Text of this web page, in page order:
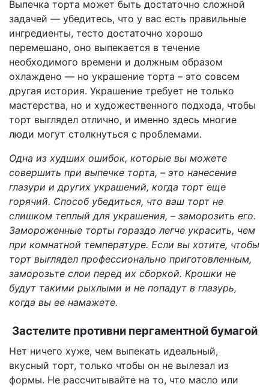
Выпечка торта может быть достаточно сложной
задачей — убедитесь, что у вас есть правильные
ингредиенты, тесто достаточно хорошо
перемешано, оно выпекается в течение
необходимого времени и должным образом
охлаждено — но украшение торта – это совсем
другая история. Украшение требует не только
мастерства, но и художественного подхода, чтобы
торт выглядел отлично, и именно здесь многие
люди могут столкнуться с проблемами.
Одна из худших ошибок, которые вы можете
совершить при выпечке торта, – это нанесение
глазури и других украшений, когда торт еще
горячий. Способ убедиться, что ваш торт не
слишком теплый для украшения, – заморозить его.
Замороженные торты гораздо легче украсить, чем
при комнатной температуре. Если вы хотите, чтобы
торт выглядел профессионально приготовленным,
заморозьте слои перед их сборкой. Крошки не
будут такими рыхлыми и не попадут в глазурь,
когда вы ее намажете.
Застелите противни пергаментной бумагой
Нет ничего хуже, чем выпекать идеальный,
вкусный торт, только чтобы он не вылезал из
формы. Не рассчитывайте на то, что масло или